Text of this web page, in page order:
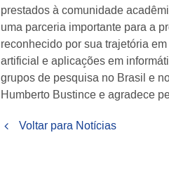
prestados à comunidade
uma parceria importante para a
reconhecido por sua trajetória
artificial e aplicações em
grupos de pesquisa no Brasil e
Humberto Bustince e agradece
Voltar para Notícias